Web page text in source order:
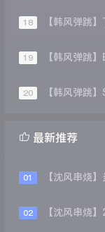
18 【韩风弹跳
19
20
 最新推荐
01 【沈风串烧
02